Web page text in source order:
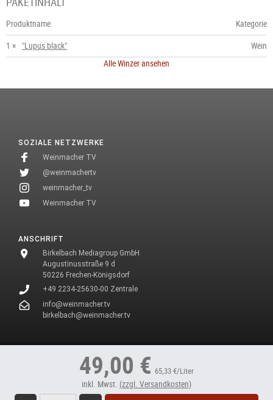
Produktname
Kategorie
1 ×
"Lupus black" Wein
49,00 € 65,33 €/Liter
inkl. Mwst. (zzgl. Versandkosten)
Alle Winzer ansehen
ANSCHRIFT
Birkelbach Mediagroup GmbH
Augustinusstraße 9 d
50226 Frechen-Königsdorf
+49 2234-25630-00 Zentrale
info@weinmacher.tv
birkelbach@weinmacher.tv
Personenbezeichnungen die männliche Form.
SOZIALE NETZWERKE
Weinmacher TV
@weinmachertv
weinmacher_tv
Weinmacher TV